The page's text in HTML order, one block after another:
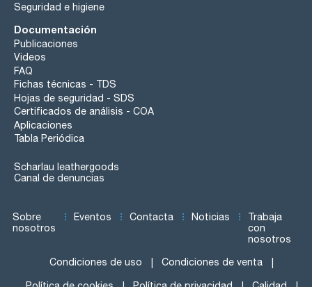
Seguridad e higiene
Documentación
Publicaciones
Videos
FAQ
Fichas técnicas - TDS
Hojas de seguridad - SDS
Certificados de análisis - COA
Aplicaciones
Tabla Periódica
Scharlau leathergoods
Canal de denuncias
Sobre
nosotros
Eventos Contacta Noticias
Trabaja
con
nosotros
Condiciones de uso Condiciones de venta